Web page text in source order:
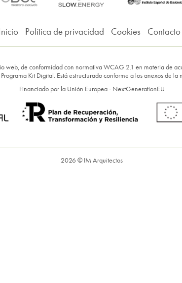
Política de privacidad Cookies Contacto
web, de conformidad con normativa WCAG 2.1 en materia de
Kit Digital. Está estructurado conforme a los anexos de
Financiado por la Unión Europea - NextGenerationEU
2026 © IM Arquitectos